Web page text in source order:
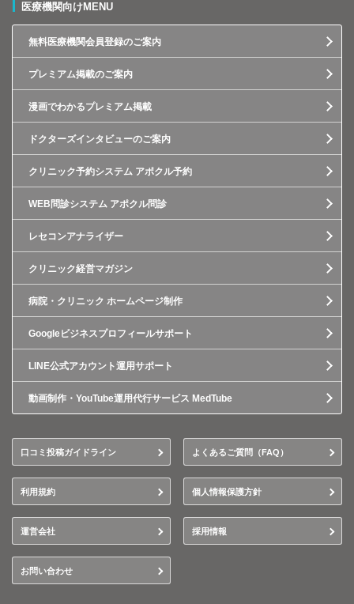
医療機関向けMENU
無料医療機関会員登録のご案内
プレミアム掲載のご案内
漫画でわかるプレミアム掲載
ドクターズインタビューのご案内
クリニック予約システム アポクル予約
WEB問診システム アポクル問診
レセコンアナライザー
クリニック経営マガジン
病院・クリニック ホームページ制作
Googleビジネスプロフィールサポート
LINE公式アカウント運用サポート
動画制作・YouTube運用代行サービス MedTube
口コミ投稿ガイドライン よくあるご質問（FAQ）
利用規約 個人情報保護方針
運営会社 採用情報
お問い合わせ